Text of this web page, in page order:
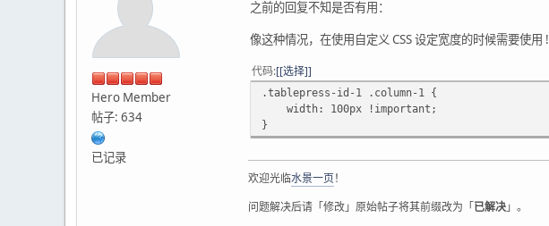
Hero Member
帖子: 634
已记录
之前的回复不知是否有用：
像这种情况，在使用自定义 CSS 设定宽度的时候需要使
代码 [选择]
.tablepress-id-1 .column-1 {
width: 100px !important;
}
欢迎光临水景一页！
问题解决后请「修改」原始帖子将其前缀改为「已解决」。